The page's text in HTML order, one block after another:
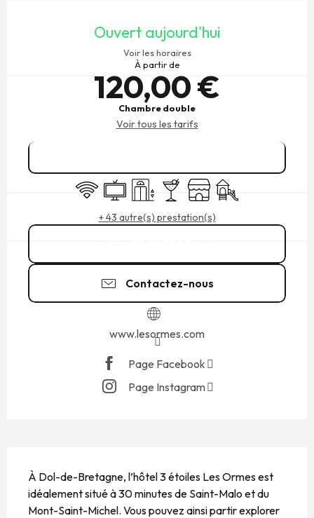
Ouvert aujourd'hui
Voir les horaires
À partir de
120,00 €
Chambre double
Voir tous les tarifs
WiFi
TélévisionAscenseurBar / Buvette
BoutiqueJeux pour enfants /
+ 43 autre(s) prestation(s)
Contactez-nous
www.lesormes.com
Page Facebook
Page Instagram
À Dol-de-Bretagne, l’hôtel 3 étoiles Les Ormes est
idéalement situé à 30 minutes de Saint-Malo et du
Mont-Saint-Michel. Vous pouvez ainsi partir explorer